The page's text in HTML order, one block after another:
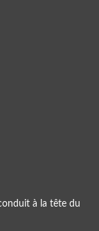
à la tête du